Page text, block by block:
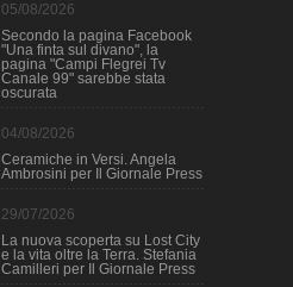
05/08/2026
Secondo la pagina Facebook
"Una finta sul divano", la
pagina "Campi Flegrei Tv
Canale 99" sarebbe stata
oscurata
04/08/2026
Ceramiche in Versi. Angela
Ambrosini per Il Giornale Press
29/07/2026
La nuova scoperta su Lost City
e la vita oltre la Terra. Stefania
Camilleri per Il Giornale Press